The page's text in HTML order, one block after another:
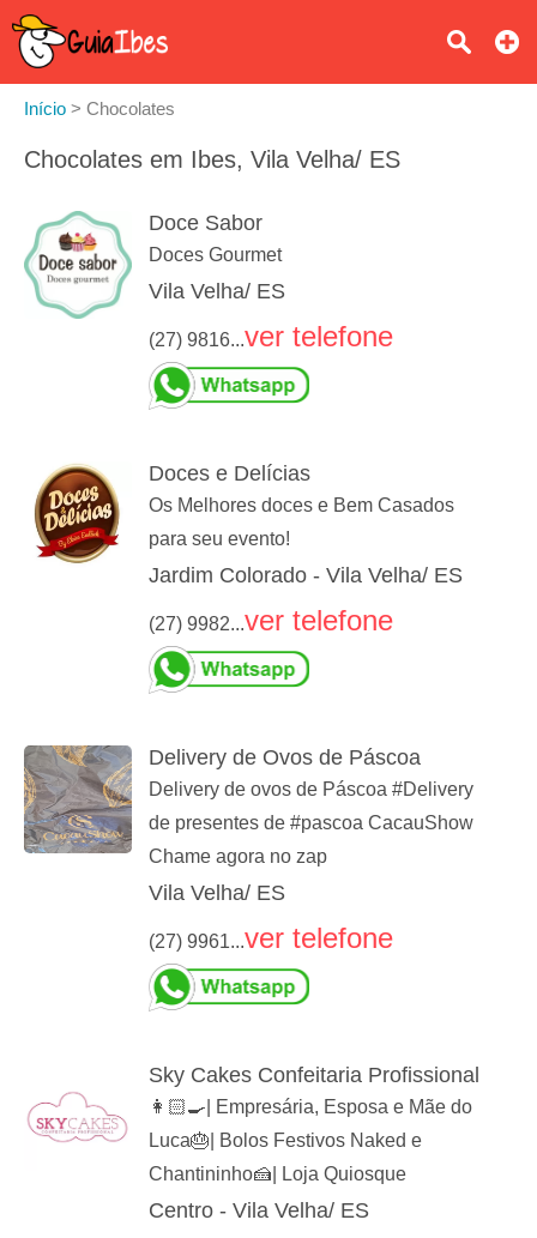
Início > Chocolates
Chocolates em Ibes, Vila Velha/ ES
Doce Sabor
Doces Gourmet
Vila Velha/ ES
(27) 9816...ver telefone
Doces e Delícias
Os Melhores doces e Bem Casados
para seu evento!
Jardim Colorado - Vila Velha/ ES
(27) 9982...ver telefone
Delivery de Ovos de Páscoa
Delivery de ovos de Páscoa #Delivery
de presentes de #pascoa CacauShow
Chame agora no zap
Vila Velha/ ES
(27) 9961...ver telefone
Sky Cakes Confeitaria Profissional
👩🏻‍🍳| Empresária, Esposa e Mãe do
Luca🎂| Bolos Festivos Naked e
Chantininho🍰| Loja Quiosque
Centro - Vila Velha/ ES